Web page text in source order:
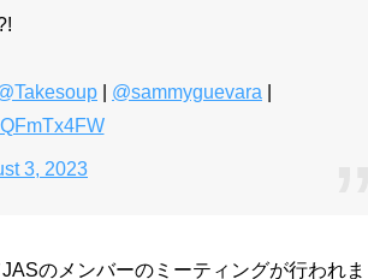
@Takesoup | @sammyguevara
|
3, 2023
のメンバーのミーティングが行われま